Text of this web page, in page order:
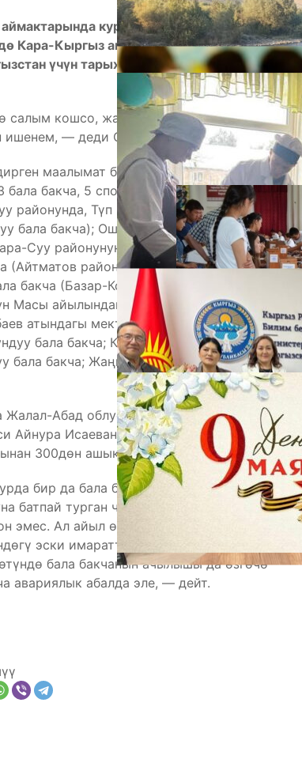
курулган 100 объектисинин
Кара-Кыргыз автономиялуу облусунун 100
үчүн тарыхый жактан өтө маанилүү
кошсо, жаңы ачылган мектеп, бала
ишенем, — деди Садыр Жапаров.
маалымат боюнча жаңы ачылган
бакча, 5 спорткомплекс пайдаланууга
районунда, Түп районунун Байзак,
бала бакча); Ош облусунда — 2 бала бакча
Суу районунун Төлөйкөн айылында 60
(Айтматов районунун Көк-Сай айылында 140
бакча (Базар-Коргон районунун Кочкор
Масы айылындагы 50 орундуу бала бакча;
атындагы мектептин аймагында бала
бала бакча; Калмак-Кырчын айылында 40
бала бакча; Жаңы-Ачы айылындагы 40
Абад облусунда ачылды. Сузак
Айнура Исаеванын айтымында Сузак
300дөн ашык бала барышы күтүлүүдө.
бир да бала бакча жок болчу. Мында
батпай турган чагы. Кара-Дарыя айыл
эмес. Ал айыл өзү Өзбекстан менен чектеш
эски имараттары жаңыланды. Дагы бир
бала бакчанын ачылышы да өзгөчө
авариялык абалда эле, — дейт.